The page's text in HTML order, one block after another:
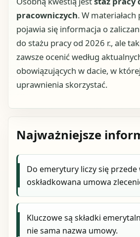
pracowniczych. W
pojawia się informacja o
do stażu pracy od 2026 r., ale
zawsze ocenić według
obowiązujących w dacie, w
uprawnienia skorzystać.
Najważniejsze
Do emerytury liczy się przede
oskładkowana umowa
Kluczowe są składki
nie sama nazwa umowy.